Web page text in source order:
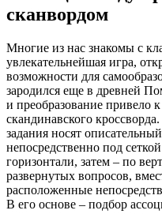
сканвордом
Многие из нас знакомы с
увлекательнейшая игра,
возможности для
зародился еще в древней
и преобразование привело
скандинавского
задания носят
непосредственно под
горизонтали, затем – по
развернутых вопросов,
расположенные
В его основе – подбор